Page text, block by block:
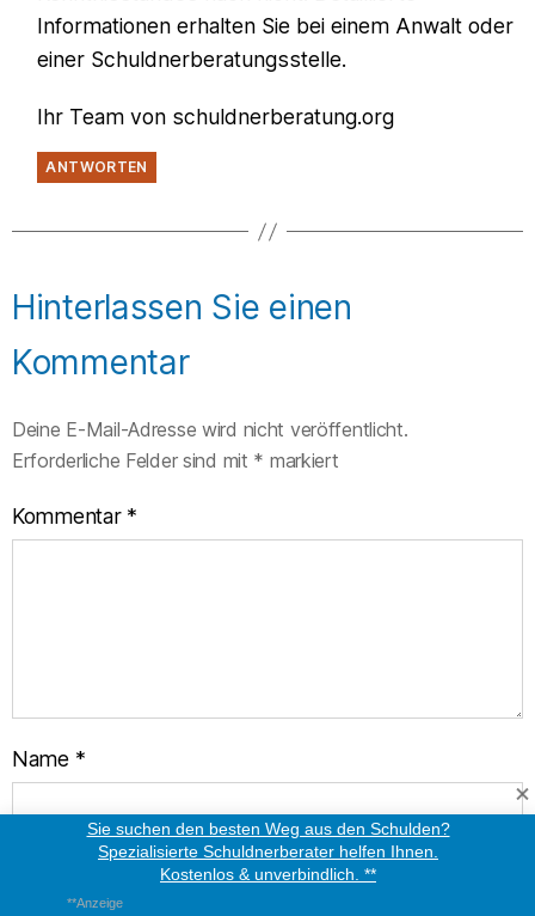
Informationen erhalten Sie bei einem Anwalt oder
einer Schuldnerberatungsstelle.
Ihr Team von schuldnerberatung.org
ANTWORTEN
Hinterlassen Sie einen
Kommentar
Deine E-Mail-Adresse wird nicht veröffentlicht.
Erforderliche Felder sind mit * markiert
Kommentar *
Name *
E-Mail-Adresse*
Sie suchen den besten Weg aus den Schulden?
Spezialisierte Schuldnerberater helfen Ihnen.
Kostenlos & unverbindlich. **
**Anzeige